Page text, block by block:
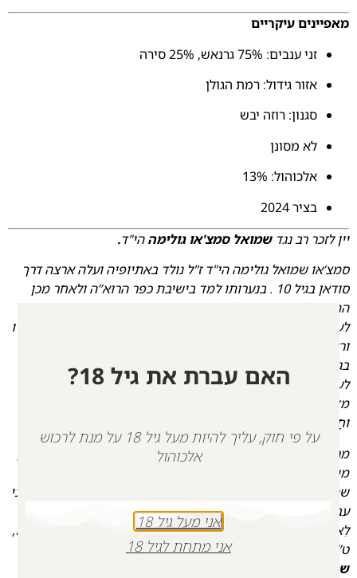
מאפיינים עיקריים
זני ענבים: 75% גרנאש, 25% סירה
אזור גידול: רמת הגולן
סגנון: רוזה יבש
לא מסונן
אלכוהול: 13%
בציר 2024
יין לזכר רב נגדשמואל סמצ'או גולימההי"ד.
סמצ’או שמואל גולימה הי"ד ז"ל נולד באתיופיה ועלה ארצה דרך
סודאן בגיל 10 . בנערותו למד בישיבת כפר הרוא”ה ולאחר מכן
התגייס למשמר הגבול והיה לחייל מוערך. בסיום השירות התגייס
לעבודה כשוטר ב
. סמצ’או אהב מאוד את תפקידו
וראה בה שליחות, הוא היה אהוב על מפקדיו ועל האזרחים
בגזרתו. היתה לו תכונה מיוחדת שהיה מושיט ידו לכל הזקוק
לעזרה ובפרט לחלשים והשקופים ובכך היה מקיים מצווה
מדאורייתא- “וכְִי ימָוךּ אָחִיך ומָּטָה ידָוֹ עִמָּך והְֶחֱזקְַתָּ בּוֹ גּרֵ ותְוֹשָׁב
וחַָי עִמָּך”ְ (ויקרא כ”ה,ל”ה).
מרבית זמנו הושקע להרבות טוב בעולם לעיתים גם על חשבון זמן
משפחה ותמיד לפני צרכיו האישיים. חבריו לשירות מספרים
שהיה מסתובב עם שני ארנקים אחד בשביל צרכיו האישיים והשני
עבור מתן צדקה “כִּי לאֹ יחְֶדַּל אֶבְיוֹן מִקֶּרֶב הָאָרֶץ עַל כֵּן אָנכִֹי מְצַוךְּ
לֵאמרֹ פָּתחַֹ תִּפְתַּח אֶת ידְָך לְאָחִיך לַעֲניִךֶּ ולְּאֶבְינֹךְ בְּאַרְצֶך”ָ (דברים,
ט”ו, י”א).
שנזכה ונלמד מדרכיו הטובות. יהי זכרו ברוך.
האם עברת את גיל 18?
על פי חוק, עליך להיות מעל גיל 18 על מנת לרכוש
אלכוהול
אני מעל גיל 18
אני מתחת לגיל 18